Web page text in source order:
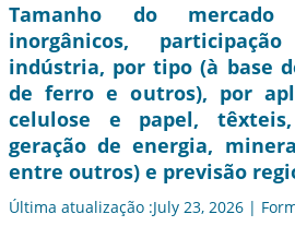
Tamanho do mercado
inorgânicos,
indústria, por tipo (à base
de ferro e outros), por
celulose e papel,
geração de energia,
entre outros) e previsão
Última atualização :July 23, 2026 |